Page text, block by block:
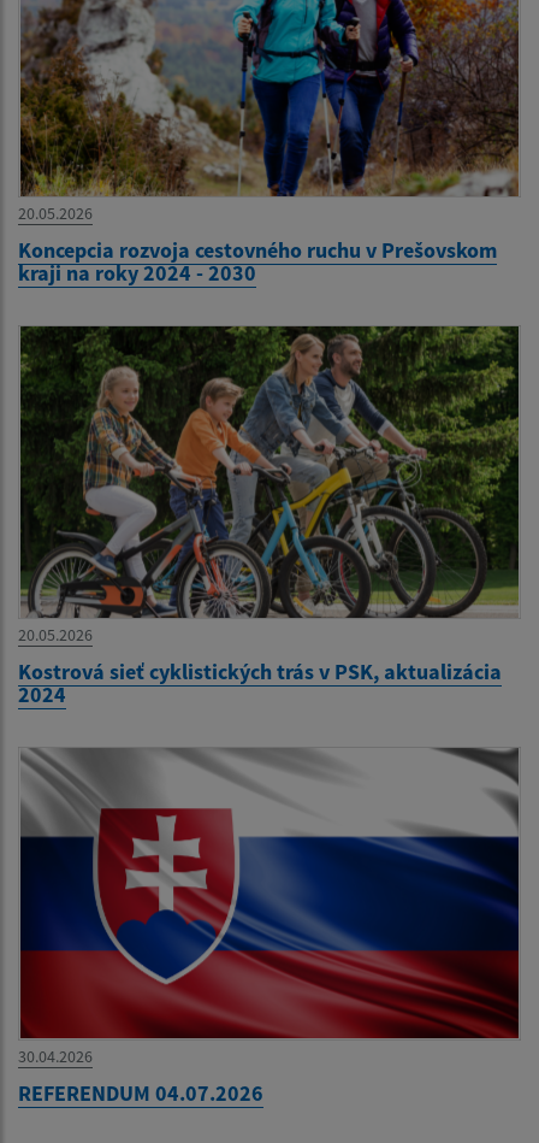
20.05.2026
Koncepcia rozvoja cestovného ruchu v Prešovskom
kraji na roky 2024 - 2030
20.05.2026
Kostrová sieť cyklistických trás v PSK, aktualizácia
2024
30.04.2026
REFERENDUM 04.07.2026